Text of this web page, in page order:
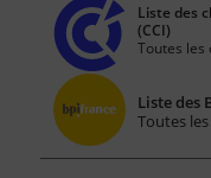
Liste des
(CCI)
Toutes les
Liste des
Toutes